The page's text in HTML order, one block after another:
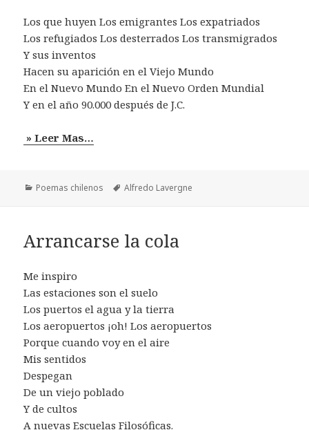
Los que huyen Los emigrantes Los expatriados
Los refugiados Los desterrados Los transmigrados
Y sus inventos
Hacen su aparición en el Viejo Mundo
En el Nuevo Mundo En el Nuevo Orden Mundial
Y en el año 90.000 después de J.C.
» Leer Mas…
Categorías
Poemas chilenos Etiquetas
Alfredo Lavergne
Arrancarse la cola
Me inspiro
Las estaciones son el suelo
Los puertos el agua y la tierra
Los aeropuertos ¡oh! Los aeropuertos
Porque cuando voy en el aire
Mis sentidos
Despegan
De un viejo poblado
Y de cultos
A nuevas Escuelas Filosóficas.